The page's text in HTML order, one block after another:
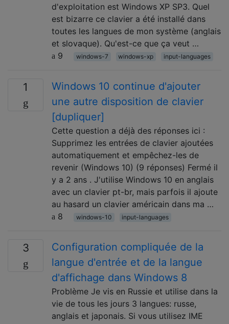
d'exploitation est Windows XP SP3. Quel
est bizarre ce clavier a été installé dans
toutes les langues de mon système (anglais
et slovaque). Qu'est-ce que ça veut …
9
windows-7 windows-xp input-languages
1
Windows 10 continue d'ajouter
une autre disposition de clavier
[dupliquer]
Cette question a déjà des réponses ici :
Supprimez les entrées de clavier ajoutées
automatiquement et empêchez-les de
revenir (Windows 10) (9 réponses) Fermé il
y a 2 ans . J'utilise Windows 10 en anglais
avec un clavier pt-br, mais parfois il ajoute
au hasard un clavier américain dans ma …
8
windows-10 input-languages
3
Configuration compliquée de la
langue d'entrée et de la langue
d'affichage dans Windows 8
Problème Je vis en Russie et utilise dans la
vie de tous les jours 3 langues: russe,
anglais et japonais. Si vous utilisez IME